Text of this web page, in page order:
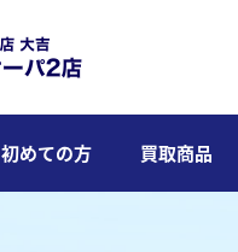
初めての方 買取商品